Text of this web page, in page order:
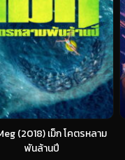
(2018) เม็ก โคตรหลาม
พันล้านปี